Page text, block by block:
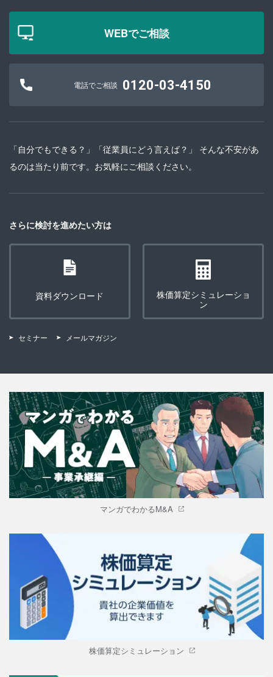
WEBでご相談
電話でご相談 0120-03-4150
「自分でもできる？」「従業員にどう言えば？」 そんな不安があ
るのは当たり前です。お気軽にご相談ください。
さらに検討を進めたい方は
資料ダウンロード
株価算定シミュレーショ
ン
セミナー メールマガジン
マンガでわかるM&A
株価算定シミュレーション